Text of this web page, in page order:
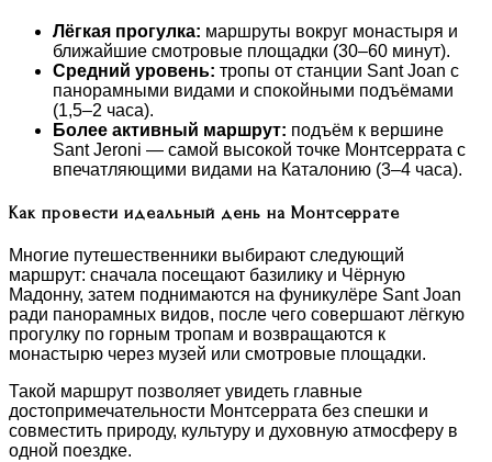
Лёгкая прогулка: маршруты вокруг монастыря и
ближайшие смотровые площадки (30–60 минут).
Средний уровень: тропы от станции Sant Joan с
панорамными видами и спокойными подъёмами
(1,5–2 часа).
Более активный маршрут: подъём к вершине
Sant Jeroni — самой высокой точке Монтсеррата с
впечатляющими видами на Каталонию (3–4 часа).
Как провести идеальный день на Монтсеррате
Многие путешественники выбирают следующий
маршрут: сначала посещают базилику и Чёрную
Мадонну, затем поднимаются на фуникулёре Sant Joan
ради панорамных видов, после чего совершают лёгкую
прогулку по горным тропам и возвращаются к
монастырю через музей или смотровые площадки.
Такой маршрут позволяет увидеть главные
достопримечательности Монтсеррата без спешки и
совместить природу, культуру и духовную атмосферу в
одной поездке.